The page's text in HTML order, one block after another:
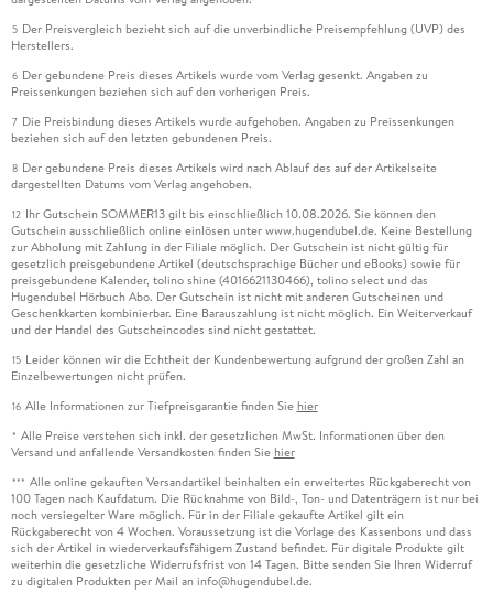
5 Der Preisvergleich bezieht sich auf die unverbindliche Preisempfehlung (UVP) des
Herstellers.
6 Der gebundene Preis dieses Artikels wurde vom Verlag gesenkt. Angaben zu
Preissenkungen beziehen sich auf den vorherigen Preis.
7 Die Preisbindung dieses Artikels wurde aufgehoben. Angaben zu Preissenkungen
beziehen sich auf den letzten gebundenen Preis.
8 Der gebundene Preis dieses Artikels wird nach Ablauf des auf der Artikelseite
dargestellten Datums vom Verlag angehoben.
12 Ihr Gutschein SOMMER13 gilt bis einschließlich 10.08.2026. Sie können den
Gutschein ausschließlich online einlösen unter www.hugendubel.de. Keine Bestellung
zur Abholung mit Zahlung in der Filiale möglich. Der Gutschein ist nicht gültig für
gesetzlich preisgebundene Artikel (deutschsprachige Bücher und eBooks) sowie für
preisgebundene Kalender, tolino shine (4016621130466), tolino select und das
Hugendubel Hörbuch Abo. Der Gutschein ist nicht mit anderen Gutscheinen und
Geschenkkarten kombinierbar. Eine Barauszahlung ist nicht möglich. Ein Weiterverkauf
und der Handel des Gutscheincodes sind nicht gestattet.
15 Leider können wir die Echtheit der Kundenbewertung aufgrund der großen Zahl an
Einzelbewertungen nicht prüfen.
16 Alle Informationen zur Tiefpreisgarantie finden Sie hier
* Alle Preise verstehen sich inkl. der gesetzlichen MwSt. Informationen über den
Versand und anfallende Versandkosten finden Sie hier
*** Alle online gekauften Versandartikel beinhalten ein erweitertes Rückgaberecht von
100 Tagen nach Kaufdatum. Die Rücknahme von Bild-, Ton- und Datenträgern ist nur bei
noch versiegelter Ware möglich. Für in der Filiale gekaufte Artikel gilt ein
Rückgaberecht von 4 Wochen. Voraussetzung ist die Vorlage des Kassenbons und dass
sich der Artikel in wiederverkaufsfähigem Zustand befindet. Für digitale Produkte gilt
weiterhin die gesetzliche Widerrufsfrist von 14 Tagen. Bitte senden Sie Ihren Widerruf
zu digitalen Produkten per Mail an info@hugendubel.de.